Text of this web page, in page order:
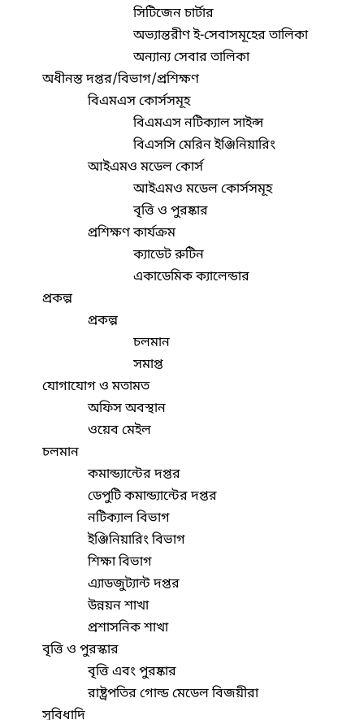
সিটিজেন চার্টার
অভ্যান্তরীণ ই-সেবাসমূহের তালিকা
অন্যান্য সেবার তালিকা
অধীনস্ত দপ্তর/বিভাগ/প্রশিক্ষণ
বিএমএস কোর্সসমূহ
বিএমএস নটিক্যাল সাইন্স
বিএসসি মেরিন ইঞ্জিনিয়ারিং
আইএমও মডেল কোর্স
আইএমও মডেল কোর্সসমূহ
বৃত্তি ও পুরষ্কার
প্রশিক্ষণ কার্যক্রম
ক্যাডেট রুটিন
একাডেমিক ক্যালেন্ডার
প্রকল্প
প্রকল্প
চলমান
সমাপ্ত
যোগাযোগ ও মতামত
অফিস অবস্থান
ওয়েব মেইল
চলমান
কমান্ড্যান্টের দপ্তর
ডেপুটি কমান্ড্যান্টের দপ্তর
নটিক্যাল বিভাগ
ইঞ্জিনিয়ারিং বিভাগ
শিক্ষা বিভাগ
এ্যাডজুট্যান্ট দপ্তর
উন্নয়ন শাখা
প্রশাসনিক শাখা
বৃত্তি ও পুরস্কার
বৃত্তি এবং পুরষ্কার
রাষ্ট্রপতির গোল্ড মেডেল বিজয়ীরা
সুবিধাদি